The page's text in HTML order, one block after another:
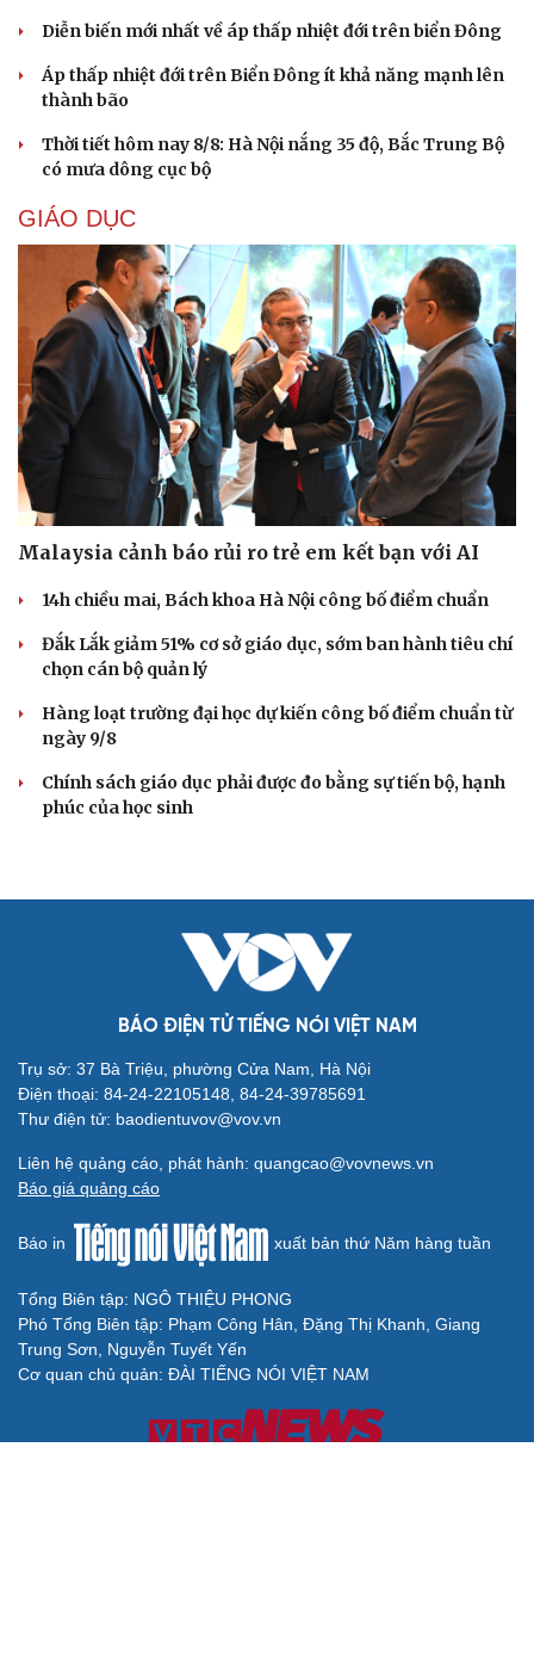
Cải chính
Diễn biến mới nhất về áp thấp nhiệt đới trên biển Đông
Áp thấp nhiệt đới trên Biển Đông ít khả năng mạnh lên
thành bão
Thời tiết hôm nay 8/8: Hà Nội nắng 35 độ, Bắc Trung Bộ
có mưa dông cục bộ
GIÁO DỤC
Malaysia cảnh báo rủi ro trẻ em kết bạn với AI
14h chiều mai, Bách khoa Hà Nội công bố điểm chuẩn
Đắk Lắk giảm 51% cơ sở giáo dục, sớm ban hành tiêu chí
chọn cán bộ quản lý
Hàng loạt trường đại học dự kiến công bố điểm chuẩn từ
ngày 9/8
Chính sách giáo dục phải được đo bằng sự tiến bộ, hạnh
phúc của học sinh
BÁO ĐIỆN TỬ TIẾNG NÓI VIỆT NAM
Trụ sở: 37 Bà Triệu, phường Cửa Nam, Hà Nội
Điện thoại: 84-24-22105148, 84-24-39785691
Thư điện tử: baodientuvov@vov.vn
Liên hệ quảng cáo, phát hành: quangcao@vovnews.vn
Báo giá quảng cáo
Báo in xuất bản thứ Năm hàng tuần
Tổng Biên tập: NGÔ THIỆU PHONG
Phó Tổng Biên tập: Phạm Công Hân, Đặng Thị Khanh, Giang
Trung Sơn, Nguyễn Tuyết Yến
Cơ quan chủ quản: ĐÀI TIẾNG NÓI VIỆT NAM